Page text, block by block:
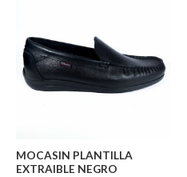
MOCASIN PLANTILLA
EXTRAIBLE NEGRO